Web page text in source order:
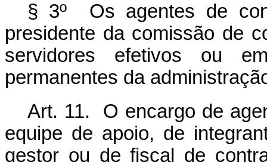
§ 3º Os agentes de
presidente da comissão de
servidores efetivos ou
permanentes da
Art. 11. O encargo de
equipe de apoio, de
gestor ou de fiscal de